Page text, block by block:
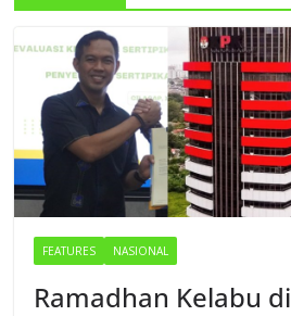
FEATURES NASIONAL
Ramadhan Kelabu di